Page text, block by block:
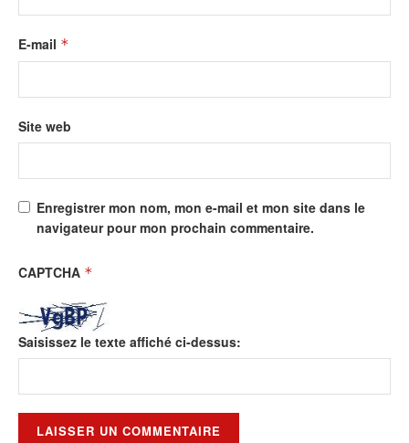
E-mail *
Site web
Enregistrer mon nom, mon e-mail et mon site dans le
navigateur pour mon prochain commentaire.
CAPTCHA *
Saisissez le texte affiché ci-dessus: